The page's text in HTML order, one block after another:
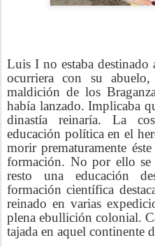
Luis I no estaba destinado
ocurriera con su
maldición de los
había lanzado. Implicaba
dinastía reinaría. La
educación política en el
morir prematuramente
formación. No por ello se
resto una educación
formación científica
reinado en varias
plena ebullición colonial.
tajada en aquel continente